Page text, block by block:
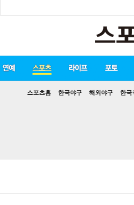
스포츠홈 한국야구 해외야구 한국